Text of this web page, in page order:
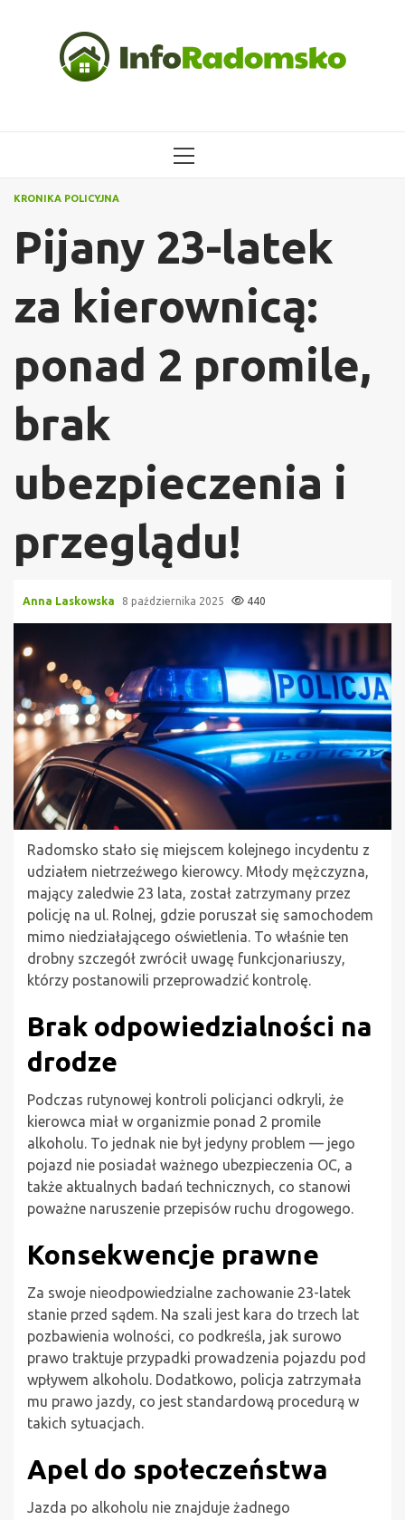
MENU
KRONIKA POLICYJNA
Pijany 23-latek
za kierownicą:
ponad 2 promile,
brak
ubezpieczenia i
przeglądu!
Anna Laskowska 8 października 2025 440
Radomsko stało się miejscem kolejnego incydentu z
udziałem nietrzeźwego kierowcy. Młody mężczyzna,
mający zaledwie 23 lata, został zatrzymany przez
policję na ul. Rolnej, gdzie poruszał się samochodem
mimo niedziałającego oświetlenia. To właśnie ten
drobny szczegół zwrócił uwagę funkcjonariuszy,
którzy postanowili przeprowadzić kontrolę.
Brak odpowiedzialności na
drodze
Podczas rutynowej kontroli policjanci odkryli, że
kierowca miał w organizmie ponad 2 promile
alkoholu. To jednak nie był jedyny problem — jego
pojazd nie posiadał ważnego ubezpieczenia OC, a
także aktualnych badań technicznych, co stanowi
poważne naruszenie przepisów ruchu drogowego.
Konsekwencje prawne
Za swoje nieodpowiedzialne zachowanie 23-latek
stanie przed sądem. Na szali jest kara do trzech lat
pozbawienia wolności, co podkreśla, jak surowo
prawo traktuje przypadki prowadzenia pojazdu pod
wpływem alkoholu. Dodatkowo, policja zatrzymała
mu prawo jazdy, co jest standardową procedurą w
takich sytuacjach.
Apel do społeczeństwa
Jazda po alkoholu nie znajduje żadnego